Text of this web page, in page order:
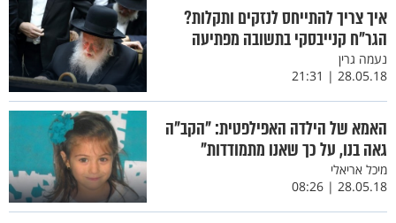
איך צריך להתייחס לנזקים ותקלות?
הגר"ח קנייבסקי בתשובה מפתיעה
נעמה גרין
28.05.18 | 21:31
האמא של הילדה האפילפטית: "הקב"ה
גאה בנו, על כך שאנו מתמודדות"
מיכל אריאלי
28.05.18 | 08:26